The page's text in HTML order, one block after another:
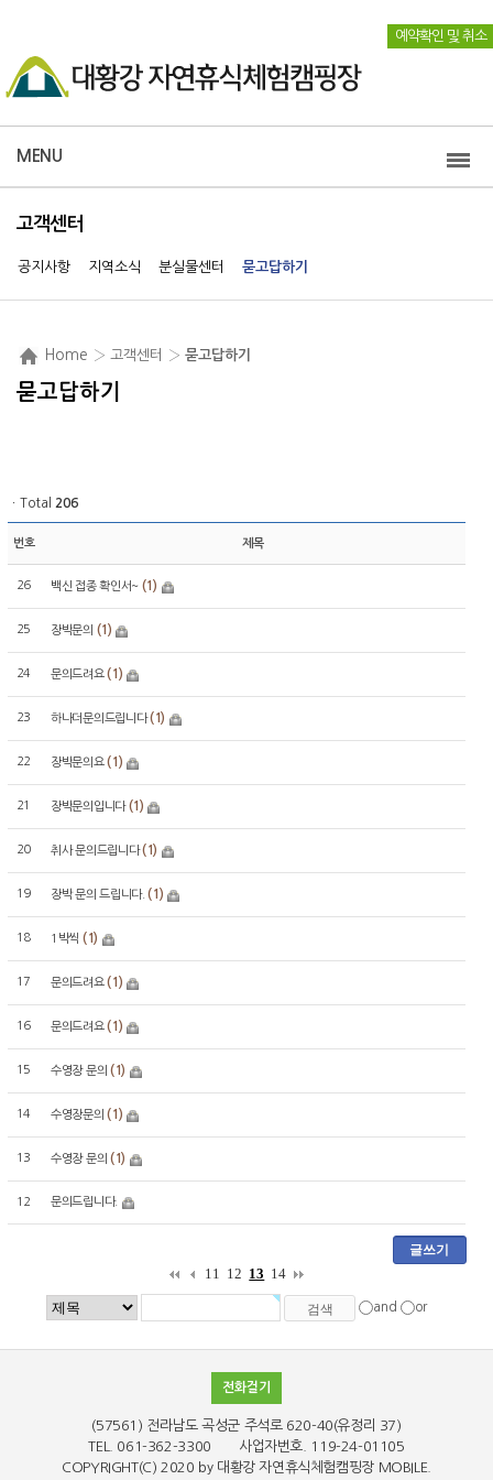
예약확인 및 취소
MENU
고객센터
공지사항 지역소식 분실물센터 묻고답하기
Home › 고객센터 › 묻고답하기
묻고답하기
ㆍTotal 206
번호 제목
26 백신 접종 확인서~ (1)
25 장박문의 (1)
24 문의드려요 (1)
23 하나더문의드립니다 (1)
22 장박문의요 (1)
21 장박문의입니다 (1)
20 취사 문의드립니다 (1)
19 장박 문의 드립니다. (1)
18 1박씩 (1)
17 문의드려요 (1)
16 문의드려요 (1)
15 수영장 문의 (1)
14 수영장문의 (1)
13 수영장 문의 (1)
12 문의드립니다.
글쓰기
11 12 13 14
and or
전화걸기
(57561) 전라남도 곡성군 주석로 620-40(유정리 37)
TEL. 061-362-3300 사업자번호. 119-24-01105
COPYRIGHT(C) 2020 by 대황강 자연휴식체험캠핑장MOBILE.